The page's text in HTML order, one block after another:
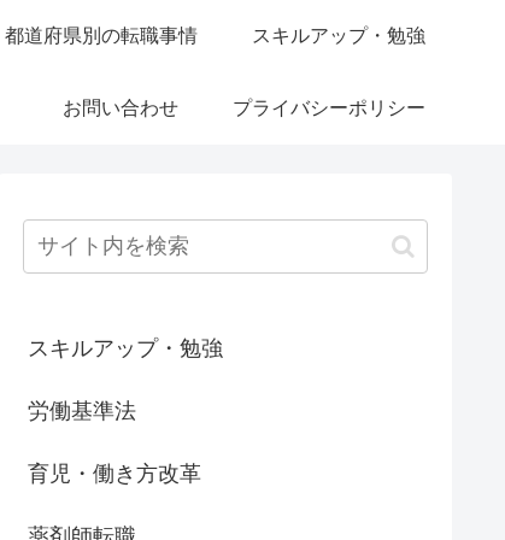
都道府県別の転職事情 スキルアップ・勉強
お問い合わせ プライバシーポリシー
スキルアップ・勉強
労働基準法
育児・働き方改革